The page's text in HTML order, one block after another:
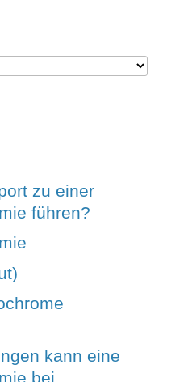
zu einer
führen?
kann eine
bei